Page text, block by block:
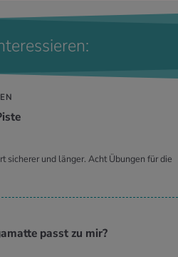
sicherer und länger. Acht Übungen für die
passt zu mir?